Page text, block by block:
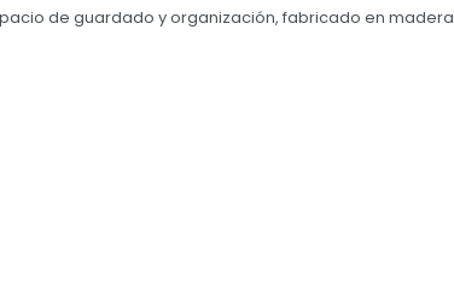
de guardado y organización, fabricado en madera